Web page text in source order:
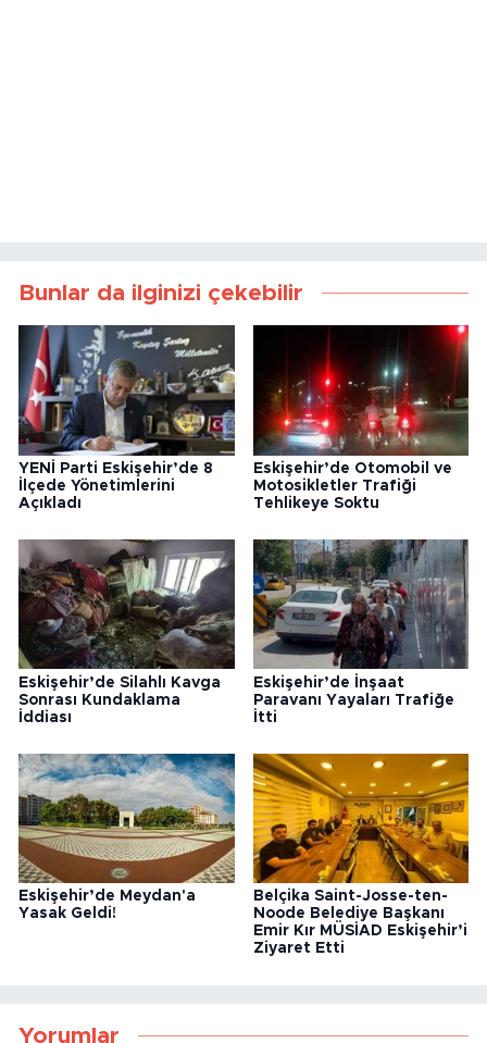
Bunlar da ilginizi çekebilir
YENİ Parti Eskişehir’de 8
İlçede Yönetimlerini
Açıkladı
Eskişehir’de Otomobil ve
Motosikletler Trafiği
Tehlikeye Soktu
Eskişehir’de Silahlı Kavga
Sonrası Kundaklama
İddiası
Eskişehir’de İnşaat
Paravanı Yayaları Trafiğe
İtti
Eskişehir’de Meydan'a
Yasak Geldi!
Belçika Saint-Josse-ten-
Noode Belediye Başkanı
Emir Kır MÜSİAD Eskişehir’i
Ziyaret Etti
Yorumlar